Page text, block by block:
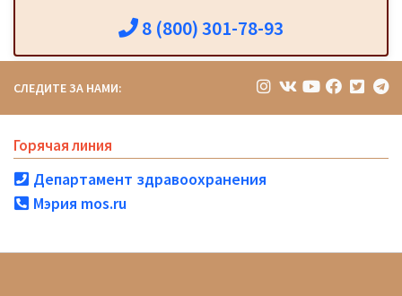
8 (800) 301-78-93
СЛЕДИТЕ ЗА НАМИ:
Горячая линия
Департамент здравоохранения
Мэрия mos.ru